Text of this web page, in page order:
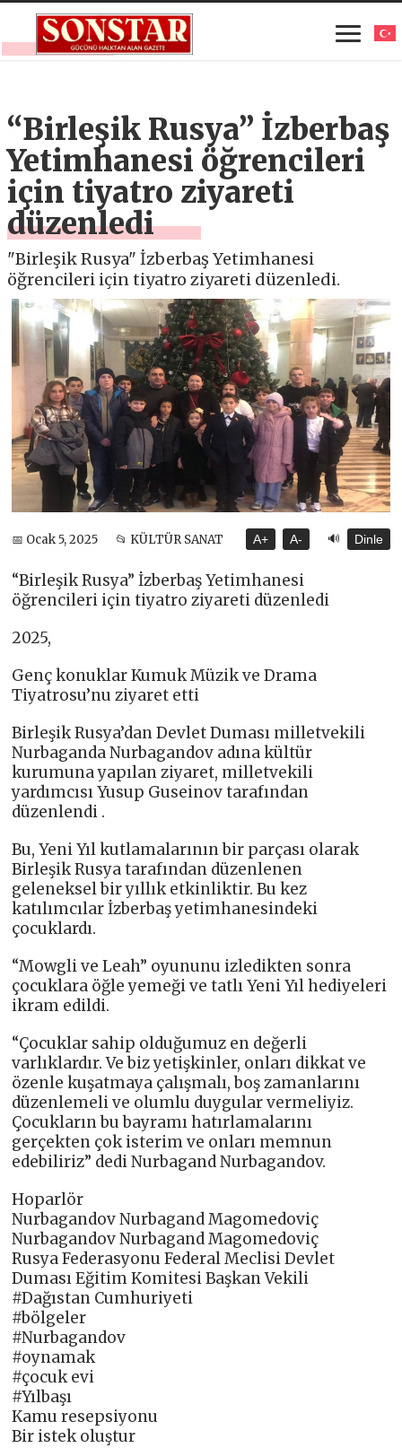
“Birleşik Rusya” İzberbaş
Yetimhanesi öğrencileri
için tiyatro ziyareti
düzenledi
"Birleşik Rusya" İzberbaş Yetimhanesi
öğrencileri için tiyatro ziyareti düzenledi.
📅 Ocak 5, 2025 📂 KÜLTÜR SANAT A+ A- 🔊 Dinle
“Birleşik Rusya” İzberbaş Yetimhanesi
öğrencileri için tiyatro ziyareti düzenledi
2025,
Genç konuklar Kumuk Müzik ve Drama
Tiyatrosu’nu ziyaret etti
Birleşik Rusya’dan Devlet Duması milletvekili
Nurbaganda Nurbagandov adına kültür
kurumuna yapılan ziyaret, milletvekili
yardımcısı Yusup Guseinov tarafından
düzenlendi .
Bu, Yeni Yıl kutlamalarının bir parçası olarak
Birleşik Rusya tarafından düzenlenen
geleneksel bir yıllık etkinliktir. Bu kez
katılımcılar İzberbaş yetimhanesindeki
çocuklardı.
“Mowgli ve Leah” oyununu izledikten sonra
çocuklara öğle yemeği ve tatlı Yeni Yıl hediyeleri
ikram edildi.
“Çocuklar sahip olduğumuz en değerli
varlıklardır. Ve biz yetişkinler, onları dikkat ve
özenle kuşatmaya çalışmalı, boş zamanlarını
düzenlemeli ve olumlu duygular vermeliyiz.
Çocukların bu bayramı hatırlamalarını
gerçekten çok isterim ve onları memnun
edebiliriz” dedi Nurbagand Nurbagandov.
Hoparlör
Nurbagandov Nurbagand Magomedoviç
Nurbagandov Nurbagand Magomedoviç
Rusya Federasyonu Federal Meclisi Devlet
Duması Eğitim Komitesi Başkan Vekili
#Dağıstan Cumhuriyeti
#bölgeler
#Nurbagandov
#oynamak
#çocuk evi
#Yılbaşı
Kamu resepsiyonu
Bir istek oluştur